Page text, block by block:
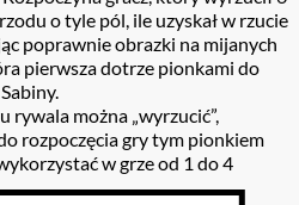
o tyle pól, ile uzyskał w rzucie
poprawnie obrazki na mijanych
pierwsza dotrze pionkami do
rywala można „wyrzucić”,
rozpoczęcia gry tym pionkiem
w grze od 1 do 4